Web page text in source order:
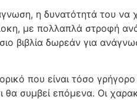
η δυνατότητά του
με πολλαπλά στροφή
βιβλία δωρεάν για
που είναι τόσο
συμβεί επόμενα. Οι